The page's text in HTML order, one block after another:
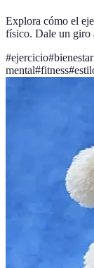
Explora cómo el
físico. Dale un giro
#ejercicio#
mental#fitness#